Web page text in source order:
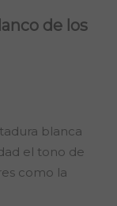
de los
blanca
el tono de
como la